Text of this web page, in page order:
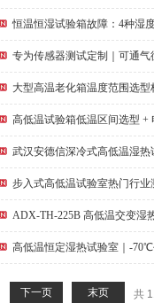
恒温恒湿试验箱故障：4种湿
专为传感器测试定制｜可通
大型高温老化箱温度范围选
高低温试验箱低温区间选型 +
武汉安德信深冷式高低温湿
步入式高低温试验室热门行
ADX-TH-225B 高低温交变湿
高低温恒定湿热试验室｜-
共
下一页 末页